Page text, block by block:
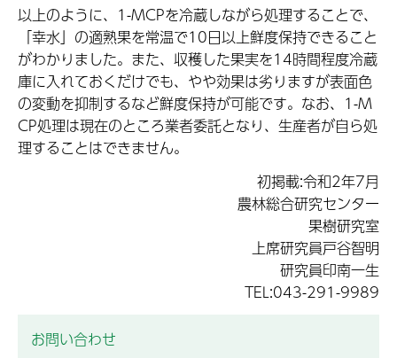
以上のように、1-MCPを冷蔵しながら処理することで、
「幸水」の適熟果を常温で10日以上鮮度保持できること
がわかりました。また、収穫した果実を14時間程度冷蔵
庫に入れておくだけでも、やや効果は劣りますが表面色
の変動を抑制するなど鮮度保持が可能です。なお、1-M
CP処理は現在のところ業者委託となり、生産者が自ら処
理することはできません。
初掲載:令和2年7月
農林総合研究センター
果樹研究室
上席研究員戸谷智明
研究員印南一生
TEL:043-291-9989
お問い合わせ